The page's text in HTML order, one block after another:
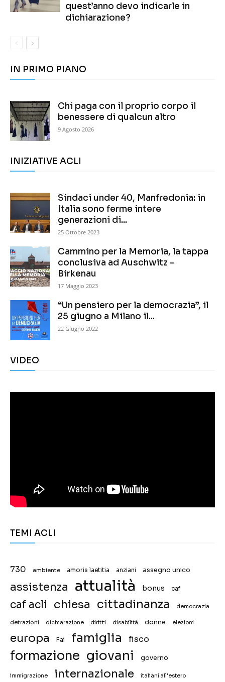
quest’anno devo indicarle in
dichiarazione?
IN PRIMO PIANO
Chi paga con il proprio corpo il
benessere di qualcun altro
9 Agosto 2026
INIZIATIVE ACLI
Sindaci under 40, Manfredonia: in
Italia sono ferme intere
generazioni di...
25 Ottobre 2023
Cammino per la Memoria, la tappa
conclusiva ad Auschwitz –
Birkenau
17 Maggio 2023
“Un pensiero per la democrazia”, il
25 giugno a Milano il...
22 Giugno 2022
VIDEO
TEMI ACLI
730 ambiente amoris laetitia anziani assegno unico
assistenza attualità bonus caf
caf acli chiesa cittadinanza democrazia
detrazioni dichiarazione diritti disabilità donne elezioni
europa Fai famiglia fisco
formazione giovani governo
immigrazione internazionale italiani all'estero